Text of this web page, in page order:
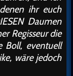
ihr euch
Daumen
Regisseur die
Boll, eventuell
wäre jedoch